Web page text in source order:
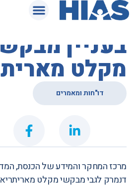
המאגר המשפטי
הכנסת – דו"ח
בעניין
מקלט
דו"חות ומאמרים
מרכז המחקר והמידע של הכנסת,
דנמרק לגבי מבקשי מקלט